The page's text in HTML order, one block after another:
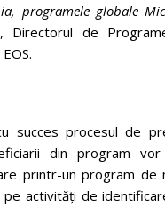
programele globale
Directorul de
succes procesul de
din program
printr-un program de
pe activități de